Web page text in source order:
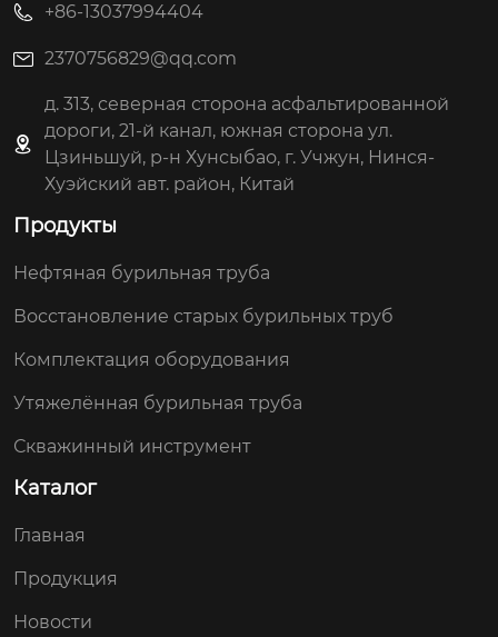
+86-13037994404
2370756829@qq.com
д. 313, северная сторона асфальтированной
дороги, 21-й канал, южная сторона ул.
Цзиньшуй, р-н Хунсыбао, г. Учжун, Нинся-
Хуэйский авт. район, Китай
Продукты
Нефтяная бурильная труба
Восстановление старых бурильных труб
Комплектация оборудования
Утяжелённая бурильная труба
Скважинный инструмент
Каталог
Главная
Продукция
Новости